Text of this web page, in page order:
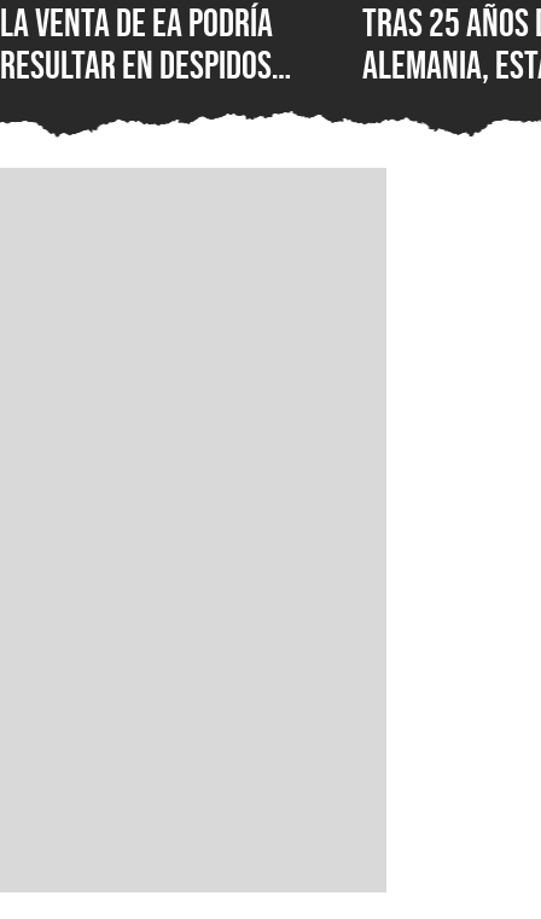
La venta de EA podría
resultar en despidos
masivos y la venta de
estudios como BioWare,
Tras 25 años
Alemania,
disponible